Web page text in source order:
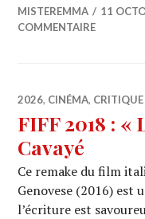
MISTEREMMA 11
COMMENTAIRE
2026, CINÉMA,
FIFF 2018 : «
Cavayé
Ce remake du film
Genovese (2016) est
l’écriture est